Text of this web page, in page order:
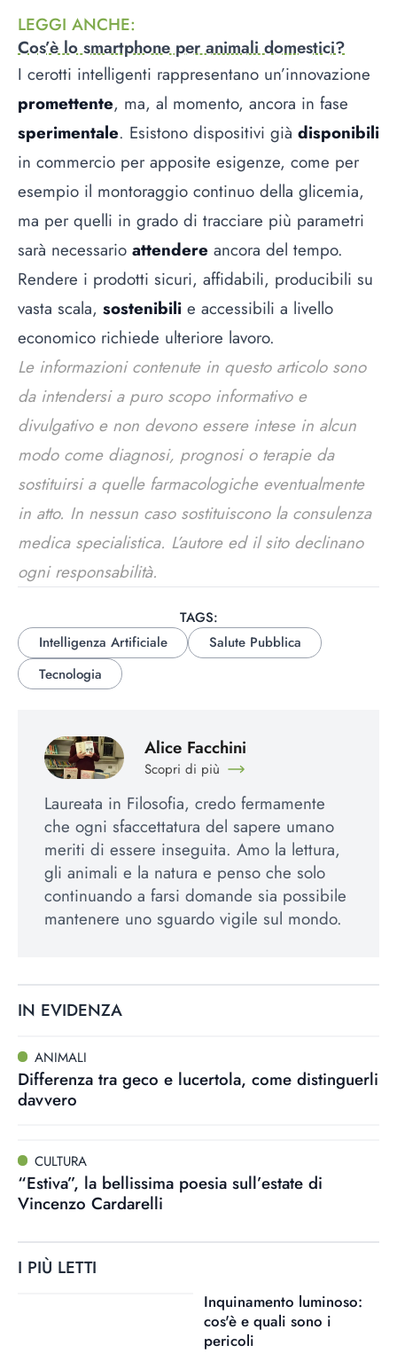
LEGGI ANCHE:
Cos’è lo smartphone per animali domestici?
I cerotti intelligenti rappresentano un’innovazione
promettente, ma, al momento, ancora in fase
sperimentale. Esistono dispositivi già disponibili
in commercio per apposite esigenze, come per
esempio il montoraggio continuo della glicemia,
ma per quelli in grado di tracciare più parametri
sarà necessario attendere ancora del tempo.
Rendere i prodotti sicuri, affidabili, producibili su
vasta scala, sostenibili e accessibili a livello
economico richiede ulteriore lavoro.
Le informazioni contenute in questo articolo sono
da intendersi a puro scopo informativo e
divulgativo e non devono essere intese in alcun
modo come diagnosi, prognosi o terapie da
sostituirsi a quelle farmacologiche eventualmente
in atto. In nessun caso sostituiscono la consulenza
medica specialistica. L’autore ed il sito declinano
ogni responsabilità.
TAGS:
Intelligenza Artificiale
Salute Pubblica
Tecnologia
Alice Facchini
Scopri di più
Laureata in Filosofia, credo fermamente
che ogni sfaccettatura del sapere umano
meriti di essere inseguita. Amo la lettura,
gli animali e la natura e penso che solo
continuando a farsi domande sia possibile
mantenere uno sguardo vigile sul mondo.
IN EVIDENZA
ANIMALI
Differenza tra geco e lucertola, come distinguerli
davvero
CULTURA
“Estiva”, la bellissima poesia sull’estate di
Vincenzo Cardarelli
I PIÙ LETTI
Inquinamento luminoso:
cos'è e quali sono i
pericoli